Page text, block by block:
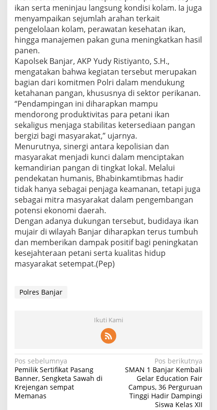
ikan serta meninjau langsung kondisi kolam. Ia juga
menyampaikan sejumlah arahan terkait
pengelolaan kolam, perawatan kesehatan ikan,
hingga manajemen pakan guna meningkatkan hasil
panen.
Kapolsek Banjar, AKP Yudy Ristiyanto, S.H.,
mengatakan bahwa kegiatan tersebut merupakan
bagian dari komitmen Polri dalam mendukung
ketahanan pangan, khususnya di sektor perikanan.
“Pendampingan ini diharapkan mampu
mendorong produktivitas para petani ikan
sekaligus menjaga stabilitas ketersediaan pangan
bergizi bagi masyarakat,” ujarnya.
Menurutnya, sinergi antara kepolisian dan
masyarakat menjadi kunci dalam menciptakan
kemandirian pangan di tingkat lokal. Melalui
pendekatan humanis, Bhabinkamtibmas hadir
tidak hanya sebagai penjaga keamanan, tetapi juga
sebagai mitra masyarakat dalam pengembangan
potensi ekonomi daerah.
Dengan adanya dukungan tersebut, budidaya ikan
mujair di wilayah Banjar diharapkan terus tumbuh
dan memberikan dampak positif bagi peningkatan
kesejahteraan petani serta kualitas hidup
masyarakat setempat.(Pep)
Polres Banjar
Ikuti Kami
Navigasi
pos
Pos sebelumnya
Pemilik Sertifikat Pasang
Banner, Sengketa Sawah di
Krejengan sempat
Memanas
Pos berikutnya
SMAN 1 Banjar Kembali
Gelar Education Fair
Campus, 36 Perguruan
Tinggi Hadir Dampingi
Siswa Kelas XII